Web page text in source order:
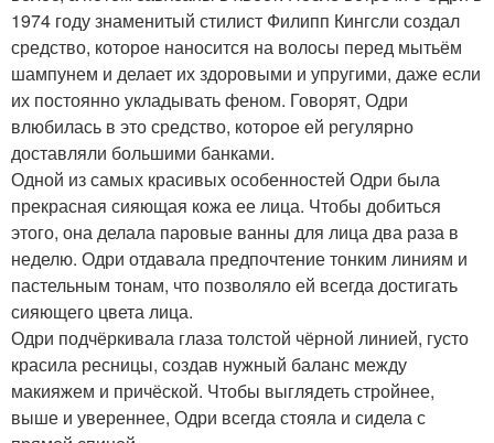
1974 году знаменитый стилист Филипп Кингсли создал
средство, которое наносится на волосы перед мытьём
шампунем и делает их здоровыми и упругими, даже если
их постоянно укладывать феном. Говорят, Одри
влюбилась в это средство, которое ей регулярно
доставляли большими банками.
Одной из самых красивых особенностей Одри была
прекрасная сияющая кожа ее лица. Чтобы добиться
этого, она делала паровые ванны для лица два раза в
неделю. Одри отдавала предпочтение тонким линиям и
пастельным тонам, что позволяло ей всегда достигать
сияющего цвета лица.
Одри подчёркивала глаза толстой чёрной линией, густо
красила ресницы, создав нужный баланс между
макияжем и причёской. Чтобы выглядеть стройнее,
выше и увереннее, Одри всегда стояла и сидела с